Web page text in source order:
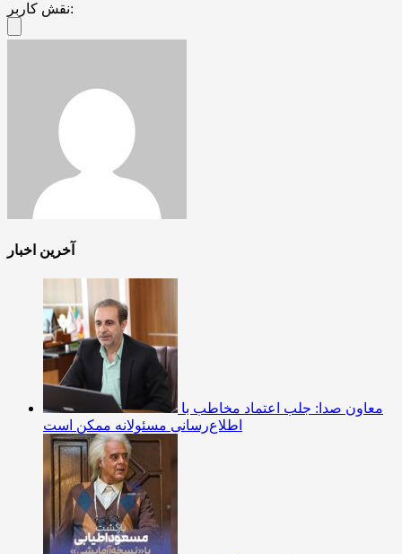
نقش کاربر:
آخرین اخبار
معاون صدا: جلب اعتماد مخاطب با
اطلاع‌رسانی مسئولانه ممکن است